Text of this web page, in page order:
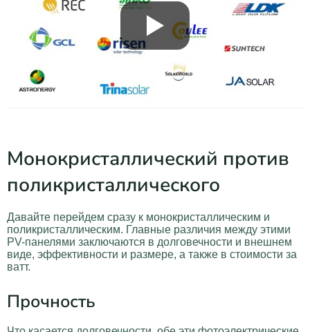
Монокристаллический против
поликристаллического
Давайте перейдем сразу к монокристаллическим и
поликристаллическим. Главные различия между этими
PV-панелями заключаются в долговечности и внешнем
виде, эффективности и размере, а также в стоимости за
ватт.
Прочность